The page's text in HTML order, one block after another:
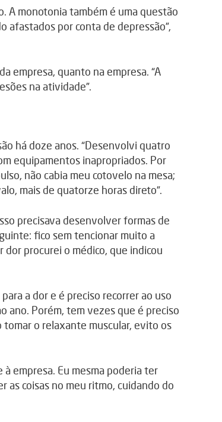
A monotonia também é uma questão
por conta de depressão”,
empresa, quanto na empresa. “A
na atividade”.
há doze anos. “Desenvolvi quatro
equipamentos inapropriados. Por
não cabia meu cotovelo na mesa;
mais de quatorze horas direto”.
precisava desenvolver formas de
fico sem tencionar muito a
dor procurei o médico, que indicou
a dor e é preciso recorrer ao uso
ano. Porém, tem vezes que é preciso
o relaxante muscular, evito os
empresa. Eu mesma poderia ter
as coisas no meu ritmo, cuidando do